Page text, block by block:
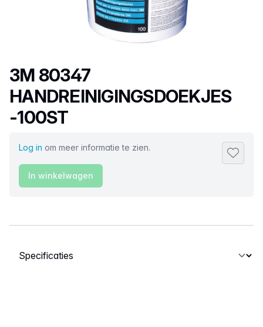
Productnaam
3M 80347
HANDREINIGINGSDOEKJES
-100ST
Log in om meer informatie te zien.
In winkelwagen
Selecteer een tabblad